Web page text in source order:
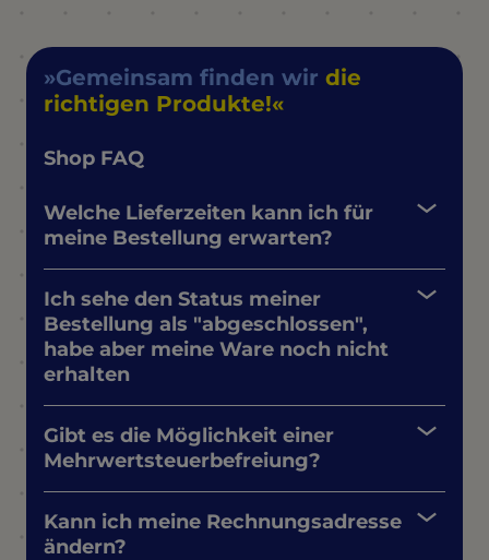
Gemeinsam finden wir die
richtigen Produkte!
Shop FAQ
Welche Lieferzeiten kann ich für
meine Bestellung erwarten?
Ich sehe den Status meiner
Bestellung als "abgeschlossen",
habe aber meine Ware noch nicht
erhalten
Gibt es die Möglichkeit einer
Mehrwertsteuerbefreiung?
Kann ich meine Rechnungsadresse
ändern?